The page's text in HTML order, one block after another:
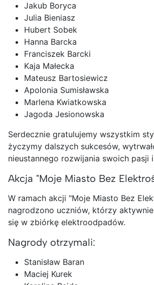
Jakub Boryca
Julia Bieniasz
Hubert Sobek
Hanna Barcka
Franciszek Barcki
Kaja Małecka
Mateusz Bartosiewicz
Apolonia Sumisławska
Marlena Kwiatkowska
Jagoda Jesionowska
Serdecznie gratulujemy wszystkim
życzymy dalszych sukcesów,
nieustannego rozwijania swoich pasji
Akcja "Moje Miasto Bez
W ramach akcji "Moje Miasto Bez
nagrodzono uczniów, którzy
się w zbiórkę elektroodpadów.
Nagrody otrzymali:
Stanisław Baran
Maciej Kurek